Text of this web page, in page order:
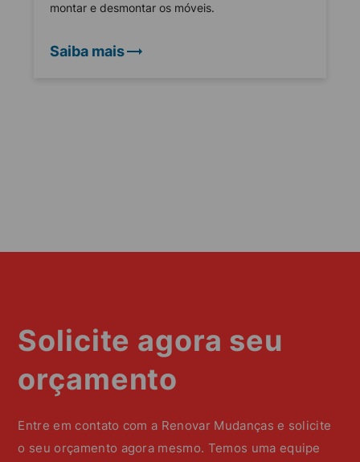
montar e desmontar os móveis.
Saiba mais
Solicite agora seu
orçamento
Entre em contato com a Renovar Mudanças e solicite
o seu orçamento agora mesmo. Temos uma equipe